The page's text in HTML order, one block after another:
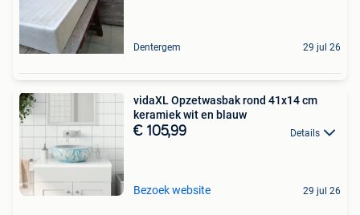
Dentergem 29 jul 26
vidaXL Opzetwasbak rond 41x14 cm
keramiek wit en blauw
€ 105,99 Details
Bezoek website 29 jul 26